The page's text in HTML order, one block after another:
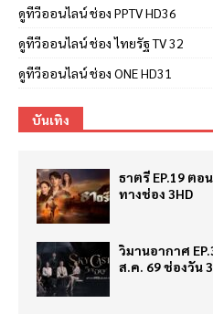
ดูทีวีออนไลน์ ช่อง PPTV HD36
ดูทีวีออนไลน์ ช่อง ไทยรัฐ TV 32
ดูทีวีออนไลน์ ช่อง ONE HD31
บันเทิง
ธาตรี EP.19 ตอ
ทางช่อง 3HD
วิมานอากาศ
ส.ค. 69 ช่องวัน